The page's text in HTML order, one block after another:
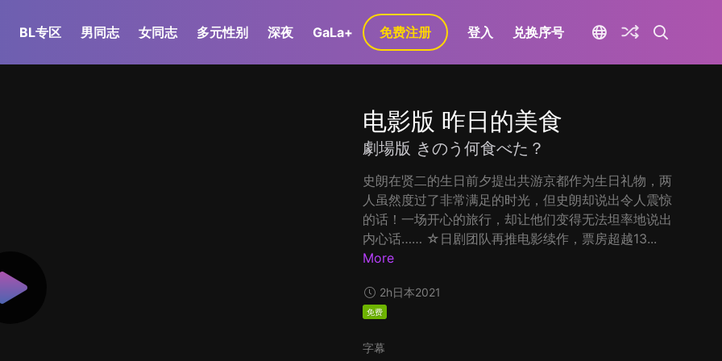
BL专区 男同志 女同志 多元性别 深夜 GaLa+ 免费注册 登入 兑换序号
电影版 昨日的美食
劇場版 きのう何食べた？
史朗在贤二的生日前夕提出共游京都作为生日礼物，两
人虽然度过了非常满足的时光，但史朗却说出令人震惊
的话！一场开心的旅行，却让他们变得无法坦率地说出
内心话…… ☆日剧团队再推电影续作，票房超越13...
More
2h日本2021
免费
字幕